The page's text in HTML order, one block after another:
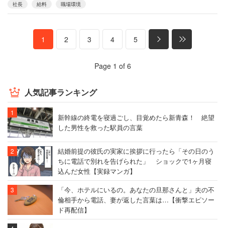
社長 給料 職場環境
1 2 3 4 5
Page 1 of 6
人気記事ランキング
新幹線の終電を寝過ごし、目覚めたら新青森！ 絶望
した男性を救った駅員の言葉
結婚前提の彼氏の実家に挨拶に行ったら「その日のう
ちに電話で別れを告げられた」 ショックで1ヶ月寝
込んだ女性【実録マンガ】
「今、ホテルにいるの。あなたの旦那さんと」夫の不
倫相手から電話、妻が返した言葉は…【衝撃エピソー
ド再配信】